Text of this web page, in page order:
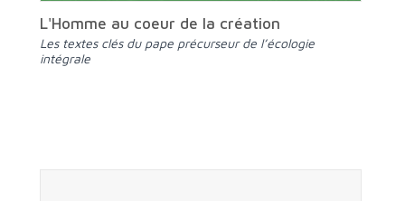
L'Homme au coeur de la création
Les textes clés du pape précurseur de l’écologie
intégrale